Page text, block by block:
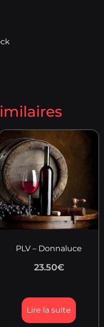
PLV – Donnaluce
23.50€
Lire la suite